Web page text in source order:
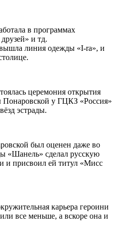
в программах
и тд.
линия одежды «I-ra», и
церемония открытия
у ГЦКЗ «Россия»
эстрады.
был оценен даже во
сделал русскую
и присвоил ей титул «Мисс
карьера героини
все меньше, а вскоре она и